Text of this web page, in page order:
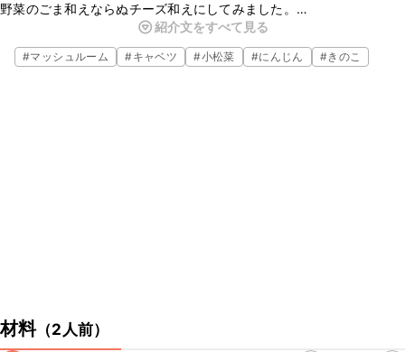
野菜のごま和えならぬチーズ和えにしてみました。
具材を切って、レンジして、和えるだけの簡単レシピなのでもう一品
欲しい時にもぴったりですよ。
冷蔵庫の残り野菜を使ってもおいしくできます。
紹介文をすべて見る
#マッシュルーム #キャベツ #小松菜 #にんじん #きのこ
材料（2人前）